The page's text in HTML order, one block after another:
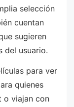
selección
cuentan
sugieren
del usuario.
para ver
quienes
o viajan con